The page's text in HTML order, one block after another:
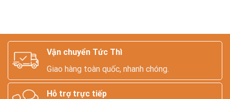
Vận chuyển Tức Thì
Giao hàng toàn quốc, nhanh chóng.
Hỗ trợ trực tiếp